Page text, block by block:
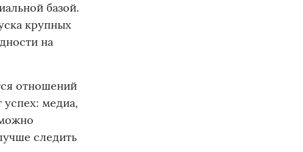
базой.
крупных
на
отношений
успех: медиа,
следить